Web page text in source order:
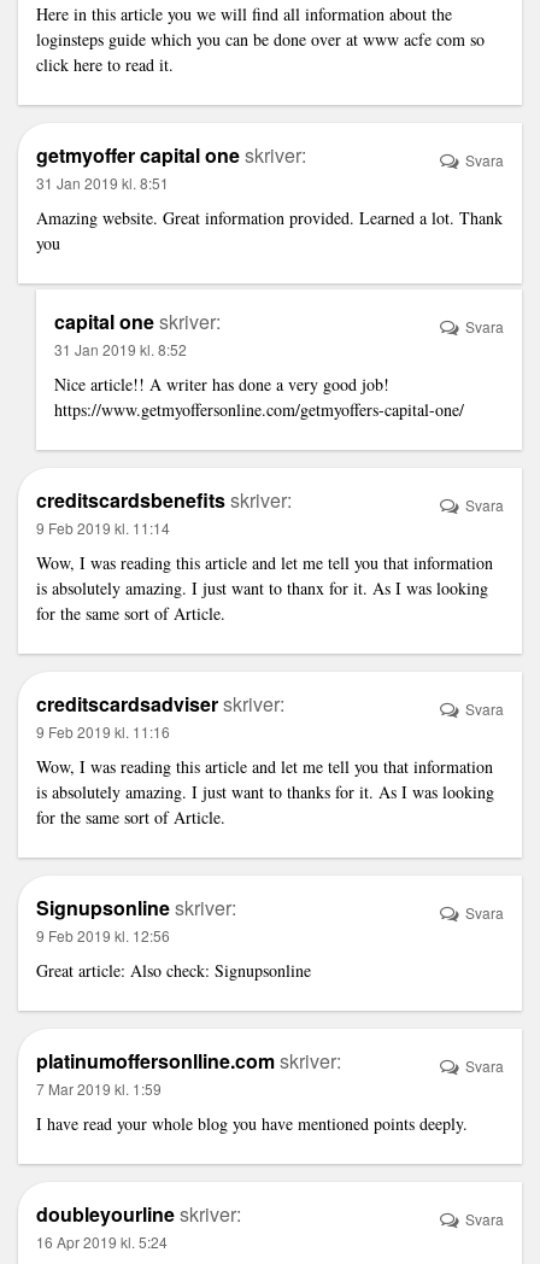
Here in this article you we will find all information about the
loginsteps guide which you can be done over at www acfe com so
click here to read it.
getmyoffer capital oneskriver:
31 Jan 2019 kl. 8:51
Amazing website. Great information provided. Learned a lot. Thank
you
Svara
capital oneskriver:
31 Jan 2019 kl. 8:52
Nice article!! A writer has done a very good job!
https://www.getmyoffersonline.com/getmyoffers-capital-one/
Svara
creditscardsbenefitsskriver:
9 Feb 2019 kl. 11:14
Wow, I was reading this article and let me tell you that information
is absolutely amazing. I just want to thanx for it. As I was looking
for the same sort of Article.
Svara
creditscardsadviserskriver:
9 Feb 2019 kl. 11:16
Wow, I was reading this article and let me tell you that information
is absolutely amazing. I just want to thanks for it. As I was looking
for the same sort of Article.
Svara
Signupsonlineskriver:
9 Feb 2019 kl. 12:56
Great article: Also check: Signupsonline
Svara
platinumoffersonlline.comskriver:
7 Mar 2019 kl. 1:59
I have read your whole blog you have mentioned points deeply.
Svara
doubleyourlineskriver:
16 Apr 2019 kl. 5:24
Svara